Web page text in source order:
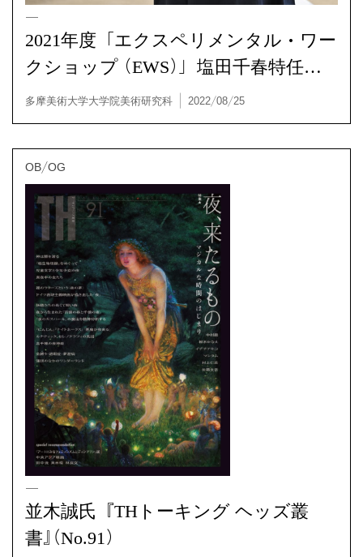
多摩美術大学大学院美術研究科 | 2022/08/25
2021年度「エクスペリメンタル・ワー
クショップ（EWS）」塩田千春特任教
授
OB/OG
並木誠氏『THトーキング ヘッズ叢
書』（No.91）